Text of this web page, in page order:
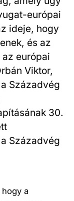
európai
ideje, hogy
és az
európai
Viktor,
Századvég
30.
Századvég
a